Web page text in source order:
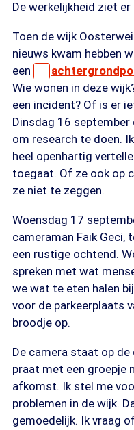
De werkelijkheid ziet
Toen de wijk
nieuws kwam hebben
een
Wie wonen in deze
een incident? Of is er
Dinsdag 16 september
om research te doen.
heel openhartig
toegaat. Of ze ook op
ze niet te zeggen.
Woensdag 17
cameraman Faik Geci,
een rustige ochtend.
spreken met wat
we wat te eten halen
voor de parkeerplaats
broodje op.
De camera staat op de
praat met een groepje
afkomst. Ik stel me
problemen in de wijk.
gemoedelijk. Ik vraag